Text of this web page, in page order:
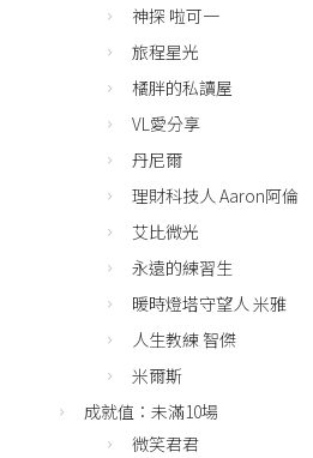
神探 啦可一
旅程星光
橘胖的私讀屋
VL愛分享
丹尼爾
理財科技人 Aaron阿倫
艾比微光
永遠的練習生
暖時燈塔守望人 米雅
人生教練 智傑
米爾斯
成就值：未滿10場
微笑君君